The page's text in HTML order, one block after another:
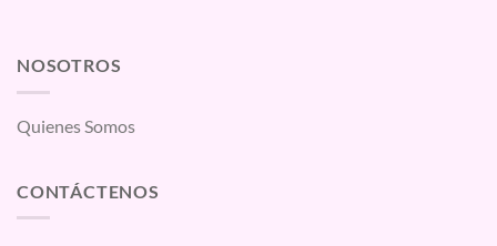
NOSOTROS
Quienes Somos
CONTÁCTENOS